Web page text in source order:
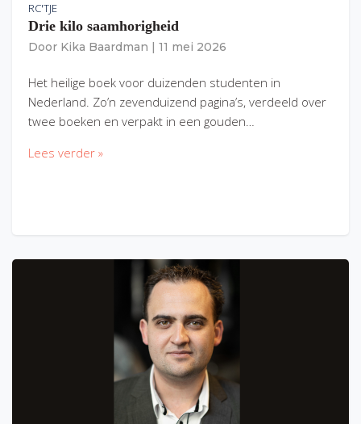
RC'TJE
Drie kilo saamhorigheid
Door Kika Baardman 11 mei 2026
Het heilige boek voor duizenden studenten in
Nederland. Zo’n zevenduizend pagina’s, verdeeld over
twee boeken en verpakt in een gouden…
Lees verder »